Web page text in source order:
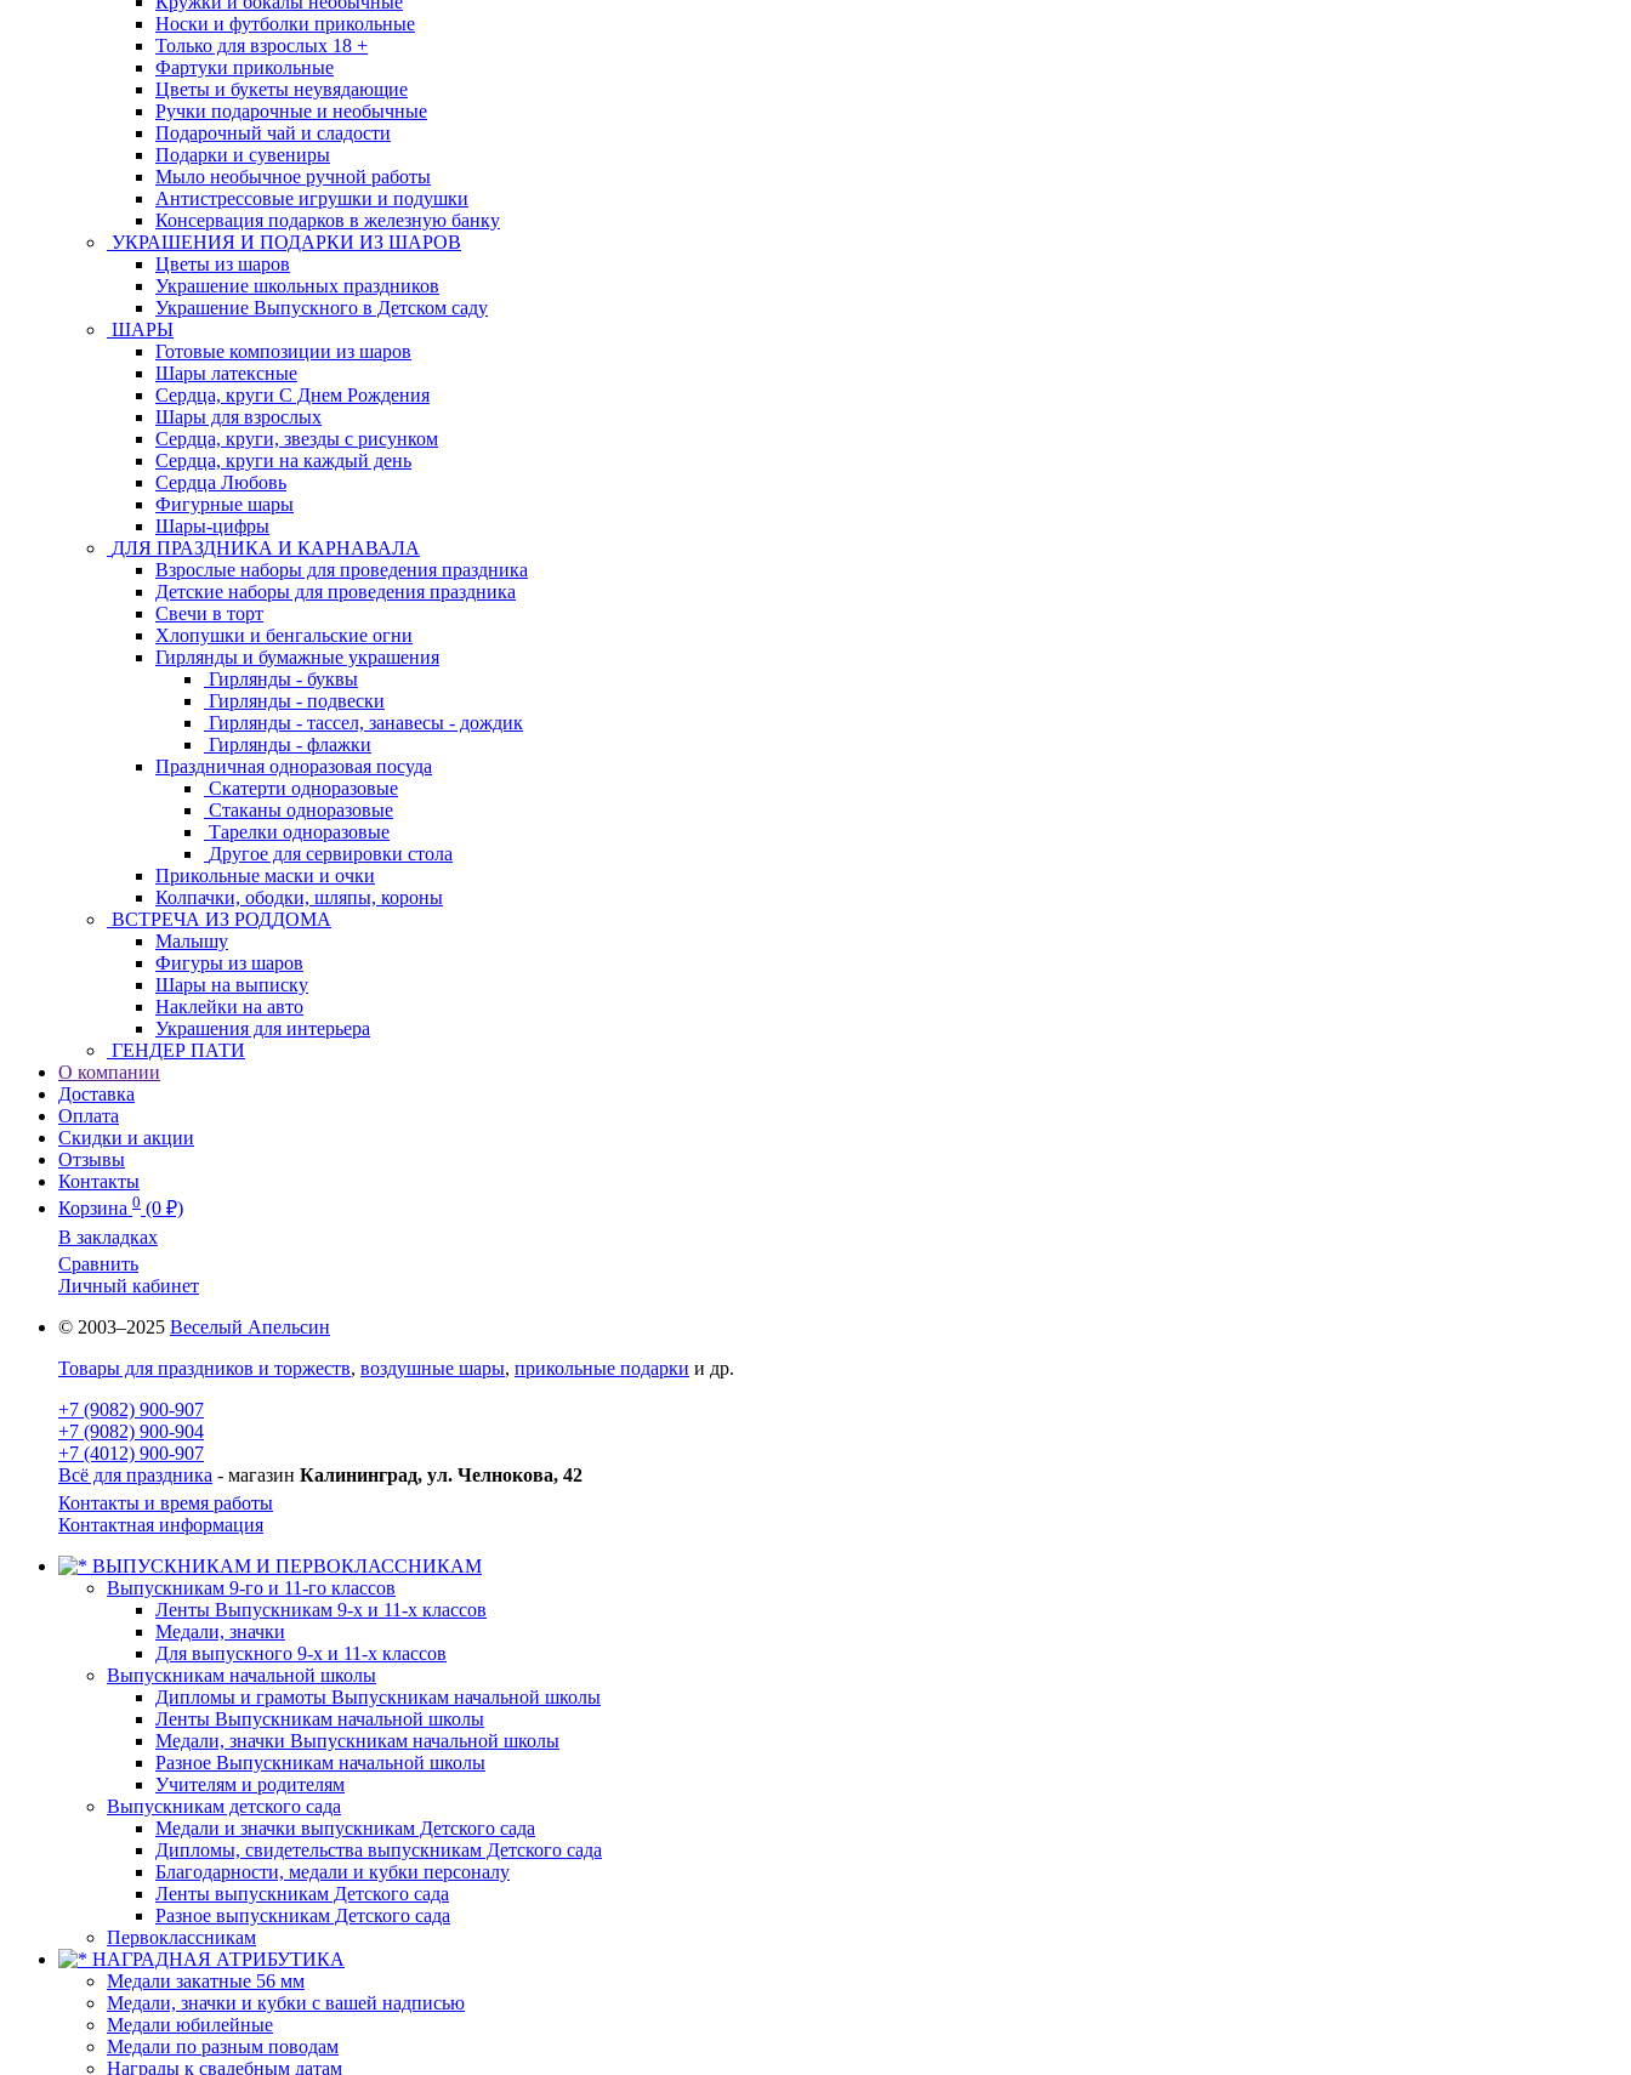
Носки и футболки прикольные
Только для взрослых 18 +
Фартуки прикольные
Цветы и букеты неувядающие
Ручки подарочные и необычные
Подарочный чай и сладости
Подарки и сувениры
Мыло необычное ручной работы
Антистрессовые игрушки и подушки
Консервация подарков в железную банку
УКРАШЕНИЯ И ПОДАРКИ ИЗ ШАРОВ
Цветы из шаров
Украшение школьных праздников
Украшение Выпускного в Детском саду
ШАРЫ
Готовые композиции из шаров
Шары латексные
Сердца, круги С Днем Рождения
Шары для взрослых
Сердца, круги, звезды с рисунком
Сердца, круги на каждый день
Сердца Любовь
Фигурные шары
Шары-цифры
ДЛЯ ПРАЗДНИКА И КАРНАВАЛА
Взрослые наборы для проведения праздника
Детские наборы для проведения праздника
Свечи в торт
Хлопушки и бенгальские огни
Гирлянды и бумажные украшения
Гирлянды - буквы
Гирлянды - подвески
Гирлянды - тассел, занавесы - дождик
Гирлянды - флажки
Праздничная одноразовая посуда
Скатерти одноразовые
Стаканы одноразовые
Тарелки одноразовые
Другое для сервировки стола
Прикольные маски и очки
Колпачки, ободки, шляпы, короны
ВСТРЕЧА ИЗ РОДДОМА
Малышу
Фигуры из шаров
Шары на выписку
Наклейки на авто
Украшения для интерьера
ГЕНДЕР ПАТИ
О компании
Доставка
Оплата
Скидки и акции
Отзывы
Контакты
Корзина 0 (0 ₽)
В закладках
Сравнить
Личный кабинет
© 2003–2025 Веселый Апельсин
Товары для праздников и торжеств, воздушные шары, прикольные подарки и др.
+7 (9082) 900-907
+7 (9082) 900-904
+7 (4012) 900-907
Всё для праздника - магазин Калининград, ул. Челнокова, 42
Контакты и время работы
Контактная информация
ВЫПУСКНИКАМ И ПЕРВОКЛАССНИКАМ
Выпускникам 9-го и 11-го классов
Ленты Выпускникам 9-х и 11-х классов
Медали, значки
Для выпускного 9-х и 11-х классов
Выпускникам начальной школы
Дипломы и грамоты Выпускникам начальной школы
Ленты Выпускникам начальной школы
Медали, значки Выпускникам начальной школы
Разное Выпускникам начальной школы
Учителям и родителям
Выпускникам детского сада
Медали и значки выпускникам Детского сада
Дипломы, свидетельства выпускникам Детского сада
Благодарности, медали и кубки персоналу
Ленты выпускникам Детского сада
Разное выпускникам Детского сада
Первоклассникам
НАГРАДНАЯ АТРИБУТИКА
Медали закатные 56 мм
Медали, значки и кубки с вашей надписью
Медали юбилейные
Медали по разным поводам
Награды к свадебным датам